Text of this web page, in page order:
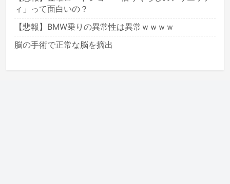
ィ」って面白いの？
【悲報】BMW乗りの異常性は異常ｗｗｗｗ
脳の手術で正常な脳を摘出